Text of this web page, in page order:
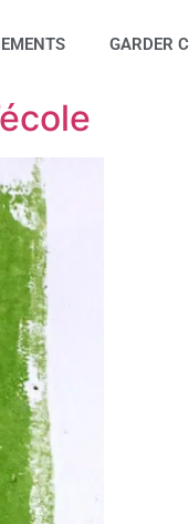
GARDER